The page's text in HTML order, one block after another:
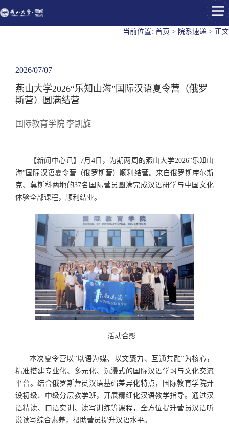
当前位置: 首页 > 院系速递 > 正文
2026/07/07
燕山大学2026“乐知山海”国际汉语夏令营（俄罗
斯营）圆满结营
国际教育学院 李凯旋
【新闻中心讯】7月4日，为期两周的燕山大学2026“乐知山
海”国际汉语夏令营（俄罗斯营）顺利结营。来自俄罗斯库尔斯
克、莫斯科两地的37名国际营员圆满完成汉语研学与中国文化
体验全部课程，顺利结业。
活动合影
本次夏令营以“以语为媒、以文聚力、互通共融”为核心，
精准搭建专业化、多元化、沉浸式的国际汉语学习与文化交流
平台。结合俄罗斯营员汉语基础差异化特点，国际教育学院开
设初级、中级分层教学班，开展精细化汉语教学指导。通过汉
语精读、口语实训、读写训练等课程，全方位提升营员汉语听
说读写综合素养，帮助营员提升汉语水平。